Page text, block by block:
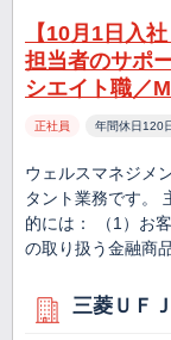
【10月1日入
担当者のサポ
シエイト職／
正社員 年間休日120
ウェルスマネジメ
タント業務です。
的には： （1）お
の取り扱う金融商
三菱ＵＦ